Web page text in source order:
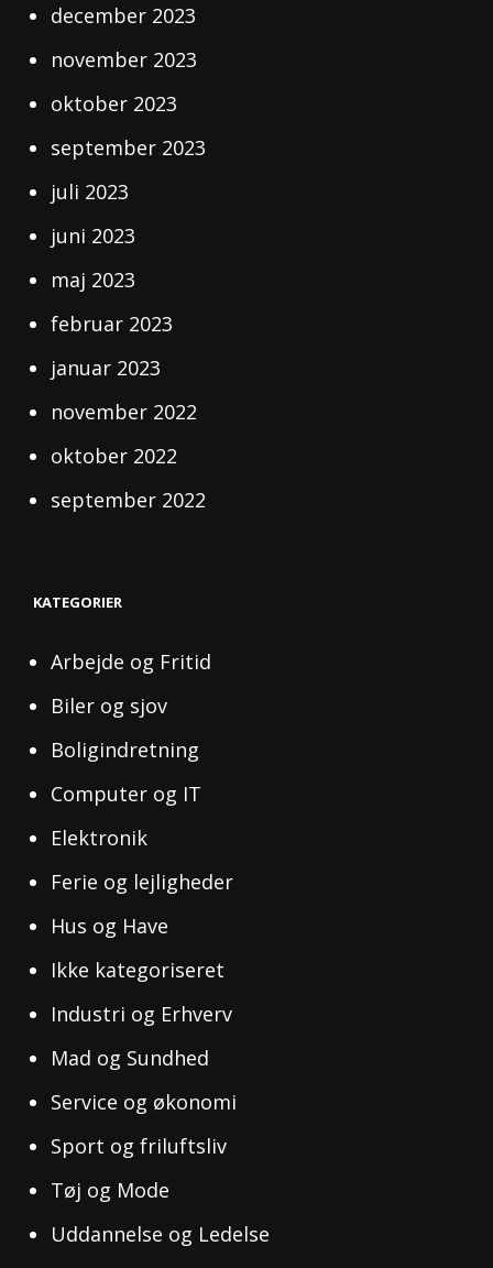
december 2023
november 2023
oktober 2023
september 2023
juli 2023
juni 2023
maj 2023
februar 2023
januar 2023
november 2022
oktober 2022
september 2022
KATEGORIER
Arbejde og Fritid
Biler og sjov
Boligindretning
Computer og IT
Elektronik
Ferie og lejligheder
Hus og Have
Ikke kategoriseret
Industri og Erhverv
Mad og Sundhed
Service og økonomi
Sport og friluftsliv
Tøj og Mode
Uddannelse og Ledelse